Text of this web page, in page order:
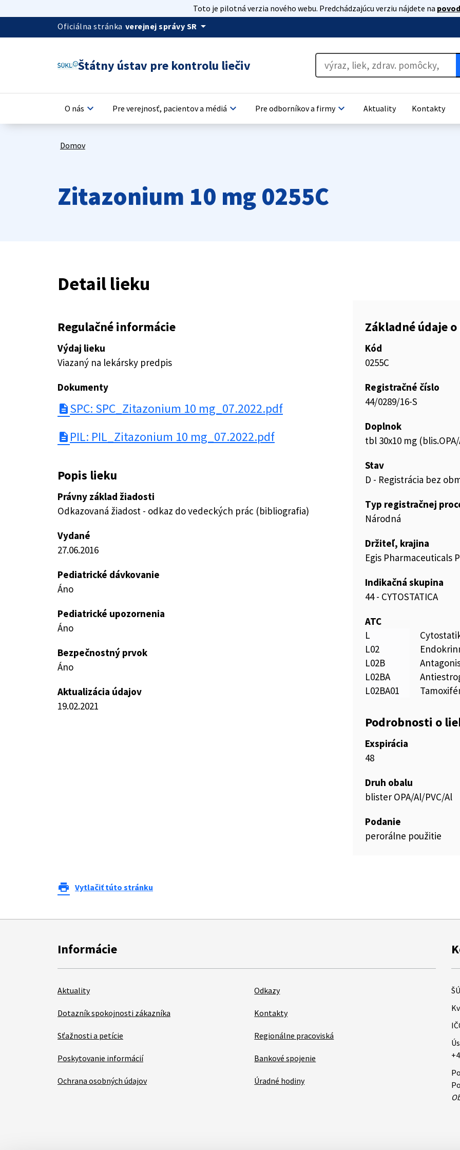
Toto je pilotná verzia nového webu. Predchádzajúcu verziu nájdete na
Oficiálna stránka verejnej správy SR arrow_drop_down
Štátny ústav pre kontrolu liečiv
O nás keyboard_arrow_down Pre verejnosť, pacientov a médiá keyboard_arrow_down Pre odborníkov a firmykeyboard_arrow_down Aktuality Kontakty
Domov
Zitazonium 10 mg 0255C
Detail lieku
Regulačné informácie
Výdaj lieku
Viazaný na lekársky predpis
Dokumenty
description SPC: SPC_Zitazonium 10 mg_07.2022.pdf
description PIL: PIL_Zitazonium 10 mg_07.2022.pdf
Popis lieku
Právny základ žiadosti
Odkazovaná žiadost - odkaz do vedeckých prác (bibliografia)
Vydané
27.06.2016
Pediatrické dávkovanie
Áno
Pediatrické upozornenia
Áno
Bezpečnostný prvok
Áno
Aktualizácia údajov
19.02.2021
Základné údaje
Kód
0255C
Registračné číslo
44/0289/16-S
Doplnok
tbl 30x10 mg
Stav
D - Registrácia bez
Typ registračnej
Národná
Držiteľ, krajina
Egis Pharmaceuticals
Indikačná skupina
44 - CYTOSTATICA
ATC
L
L02
L02B
L02BA
L02BA01
Podrobnosti o
Exspirácia
48
Druh obalu
blister OPA/Al/PVC/Al
Podanie
perorálne použitie
print Vytlačiť túto stránku
Informácie
Aktuality
Dotazník spokojnosti zákazníka
Sťažnosti a petície
Poskytovanie informácií
Ochrana osobných údajov
Odkazy
Kontakty
Regionálne pracoviská
Bankové spojenie
Úradné hodiny